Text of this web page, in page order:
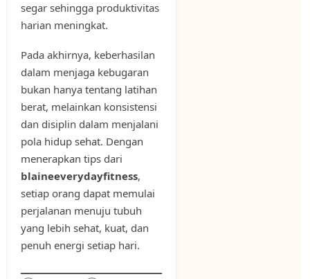
segar sehingga produktivitas
harian meningkat.
Pada akhirnya, keberhasilan
dalam menjaga kebugaran
bukan hanya tentang latihan
berat, melainkan konsistensi
dan disiplin dalam menjalani
pola hidup sehat. Dengan
menerapkan tips dari
blaineeverydayfitness,
setiap orang dapat memulai
perjalanan menuju tubuh
yang lebih sehat, kuat, dan
penuh energi setiap hari.